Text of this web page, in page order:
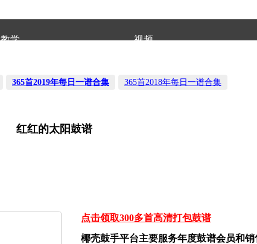
教学 视频
365首2019年每日一谱合集 365首2018年每日一谱合集
红红的太阳鼓谱
点击领取300多首高清打包鼓谱
椰壳鼓手平台主要服务年度鼓谱会员和